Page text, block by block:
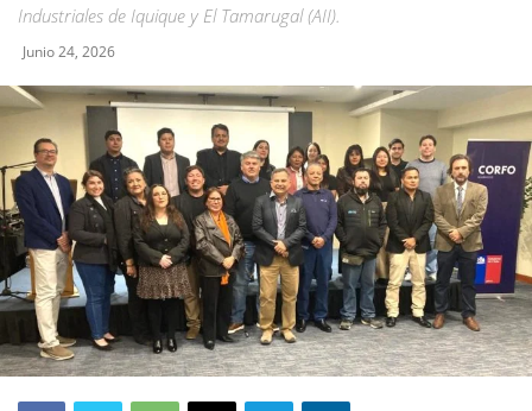
Industriales de Iquique y El Tamarugal (AII).
Junio 24, 2026